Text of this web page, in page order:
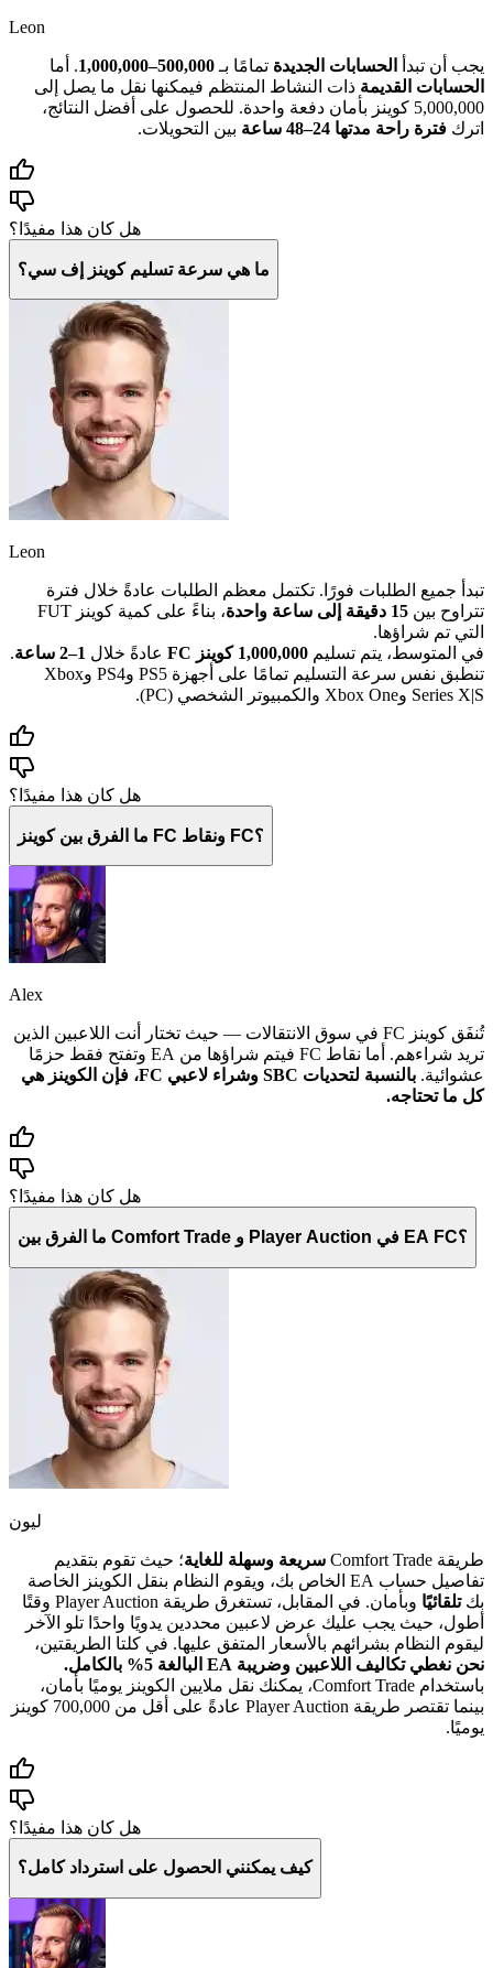
Leon
يجب أن تبدأ الحسابات الجديدة تمامًا بـ 500,000–1,000,000
. أما
الحسابات القديمة ذات النشاط المنتظم فيمكنها نقل ما يصل إلى
5,000,000 كوينز بأمان دفعة واحدة. للحصول على أفضل النتائج،
اترك فترة راحة مدتها 24–48 ساعة بين التحويلات.
هل كان هذا مفيدًا؟
ما هي سرعة تسليم كوينز إف سي؟
Leon
تبدأ جميع الطلبات فورًا. تكتمل معظم الطلبات عادةً خلال فترة
تتراوح بين 15 دقيقة إلى ساعة واحدة
، بناءً على كمية كوينز FUT
التي تم شراؤها.
في المتوسط، يتم تسليم 1,000,000 كوينز FC عادةً خلال 1–2 ساعة
.
تنطبق نفس سرعة التسليم تمامًا على أجهزة PS5 وPS4 وXbox
Series X|S وXbox One والكمبيوتر الشخصي (PC).
هل كان هذا مفيدًا؟
ما الفرق بين كوينز FC ونقاط FC؟
Alex
تُنفَق كوينز FC في سوق الانتقالات — حيث تختار أنت اللاعبين الذين
تريد شراءهم. أما نقاط FC فيتم شراؤها من EA وتفتح فقط حزمًا
عشوائية.
بالنسبة لتحديات SBC وشراء لاعبي FC، فإن الكوينز هي
كل ما تحتاجه.
هل كان هذا مفيدًا؟
ما الفرق بين Comfort Trade و Player Auction في EA FC؟
ليون
طريقة Comfort Trade سريعة وسهلة للغاية؛ حيث تقوم بتقديم
تفاصيل حساب EA الخاص بك، ويقوم النظام بنقل الكوينز الخاصة
بكتلقائيًا
وبأمان. في المقابل، تستغرق طريقة Player Auction وقتًا
أطول، حيث يجب عليك عرض لاعبين محددين يدويًا واحدًا تلو الآخر
ليقوم النظام بشرائهم بالأسعار المتفق عليها. في كلتا الطريقتين،
نحن نغطي تكاليف اللاعبين وضريبة EA البالغة 5% بالكامل.
باستخدام Comfort Trade، يمكنك نقل ملايين الكوينز يوميًا بأمان،
بينما تقتصر طريقة Player Auction عادةً على أقل من 700,000 كوينز
يوميًا.
هل كان هذا مفيدًا؟
كيف يمكنني الحصول على استرداد كامل؟